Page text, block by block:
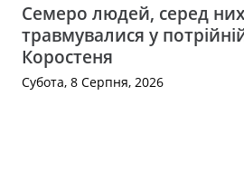
Семеро людей, серед них
травмувалися у
Коростеня
Субота, 8 Серпня, 2026